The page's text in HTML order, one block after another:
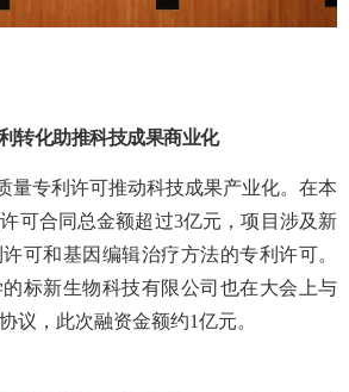
转化助推科技成果商业化
量专利许可推动科技成果产业化。在本
可合同总金额超过3亿元，项目涉及新
可和基因编辑治疗方法的专利许可。
标新生物科技有限公司也在大会上与
议，此次融资金额约1亿元。